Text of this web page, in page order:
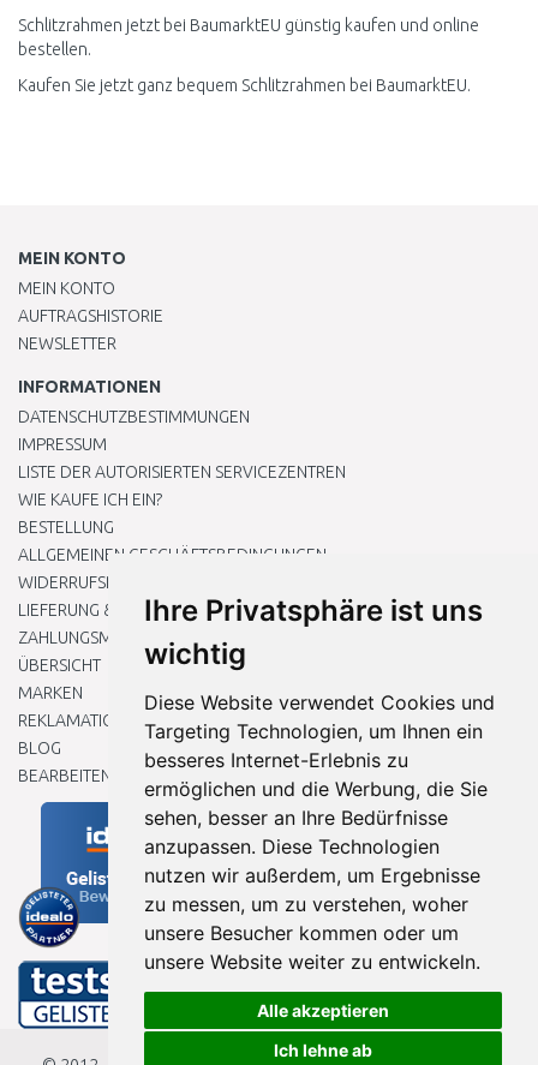
Ihre Privatsphäre ist uns
wichtig
Diese Website verwendet Cookies und
Targeting Technologien, um Ihnen ein
besseres Internet-Erlebnis zu
ermöglichen und die Werbung, die Sie
sehen, besser an Ihre Bedürfnisse
anzupassen. Diese Technologien
nutzen wir außerdem, um Ergebnisse
zu messen, um zu verstehen, woher
unsere Besucher kommen oder um
unsere Website weiter zu entwickeln.
Alle akzeptieren
Ich lehne ab
Schlitzrahmen jetzt bei BaumarktEU günstig kaufen und online
bestellen.
Kaufen Sie jetzt ganz bequem Schlitzrahmen bei BaumarktEU.
MEIN KONTO
MEIN KONTO
AUFTRAGSHISTORIE
NEWSLETTER
INFORMATIONEN
DATENSCHUTZBESTIMMUNGEN
IMPRESSUM
LISTE DER AUTORISIERTEN SERVICEZENTREN
WIE KAUFE ICH EIN?
BESTELLUNG
ALLGEMEINEN GESCHÄFTSBEDINGUNGEN
WIDERRUFSRECHT
LIEFERUNG & ZAHLUNG
ZAHLUNGSMETHODEN
ÜBERSICHT
MARKEN
REKLAMATIONEN UND RETOUREN
BLOG
BEARBEITEN SIE MEINE COOKIE-EINSTELLUNGEN